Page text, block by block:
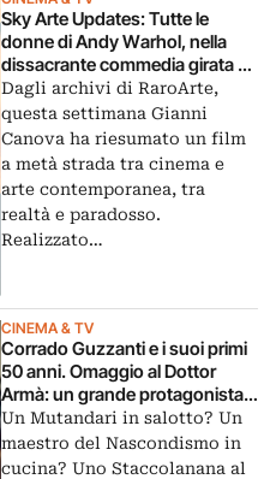
Sky Arte Updates: Tutte le
donne di Andy Warhol, nella
dissacrante commedia girata da
Paul Morrissey proprio alla
Factory di New York
Dagli archivi di RaroArte,
questa settimana Gianni
Canova ha riesumato un film
a metà strada tra cinema e
arte contemporanea, tra
realtà e paradosso.
Realizzato…
CINEMA & TV
Corrado Guzzanti e i suoi primi
50 anni. Omaggio al Dottor
Armà: un grande protagonista
del ‘900
Un Mutandari in salotto? Un
maestro del Nascondismo in
cucina? Uno Staccolanana al